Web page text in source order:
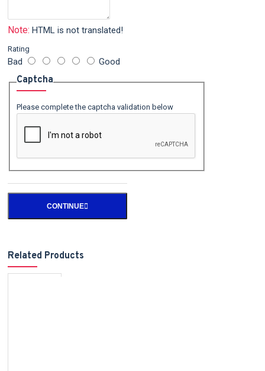
Note: HTML is not translated!
Rating
Bad Good
Captcha
Please complete the captcha validation below
CONTINUE
Related Products